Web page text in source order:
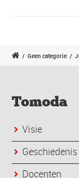
/ Geen categorie /
Tomoda
Visie
Geschiedenis
Docenten